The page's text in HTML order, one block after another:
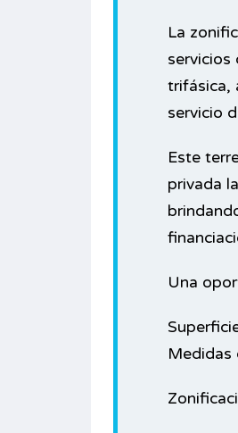
La
servicios
trifásica,
servicio
Este
privada
Una
Medidas
Casa de 4
quincho +
Asturias 5458
u$s 230.000
Área
EDIFICADOS
Garajes
Tipo